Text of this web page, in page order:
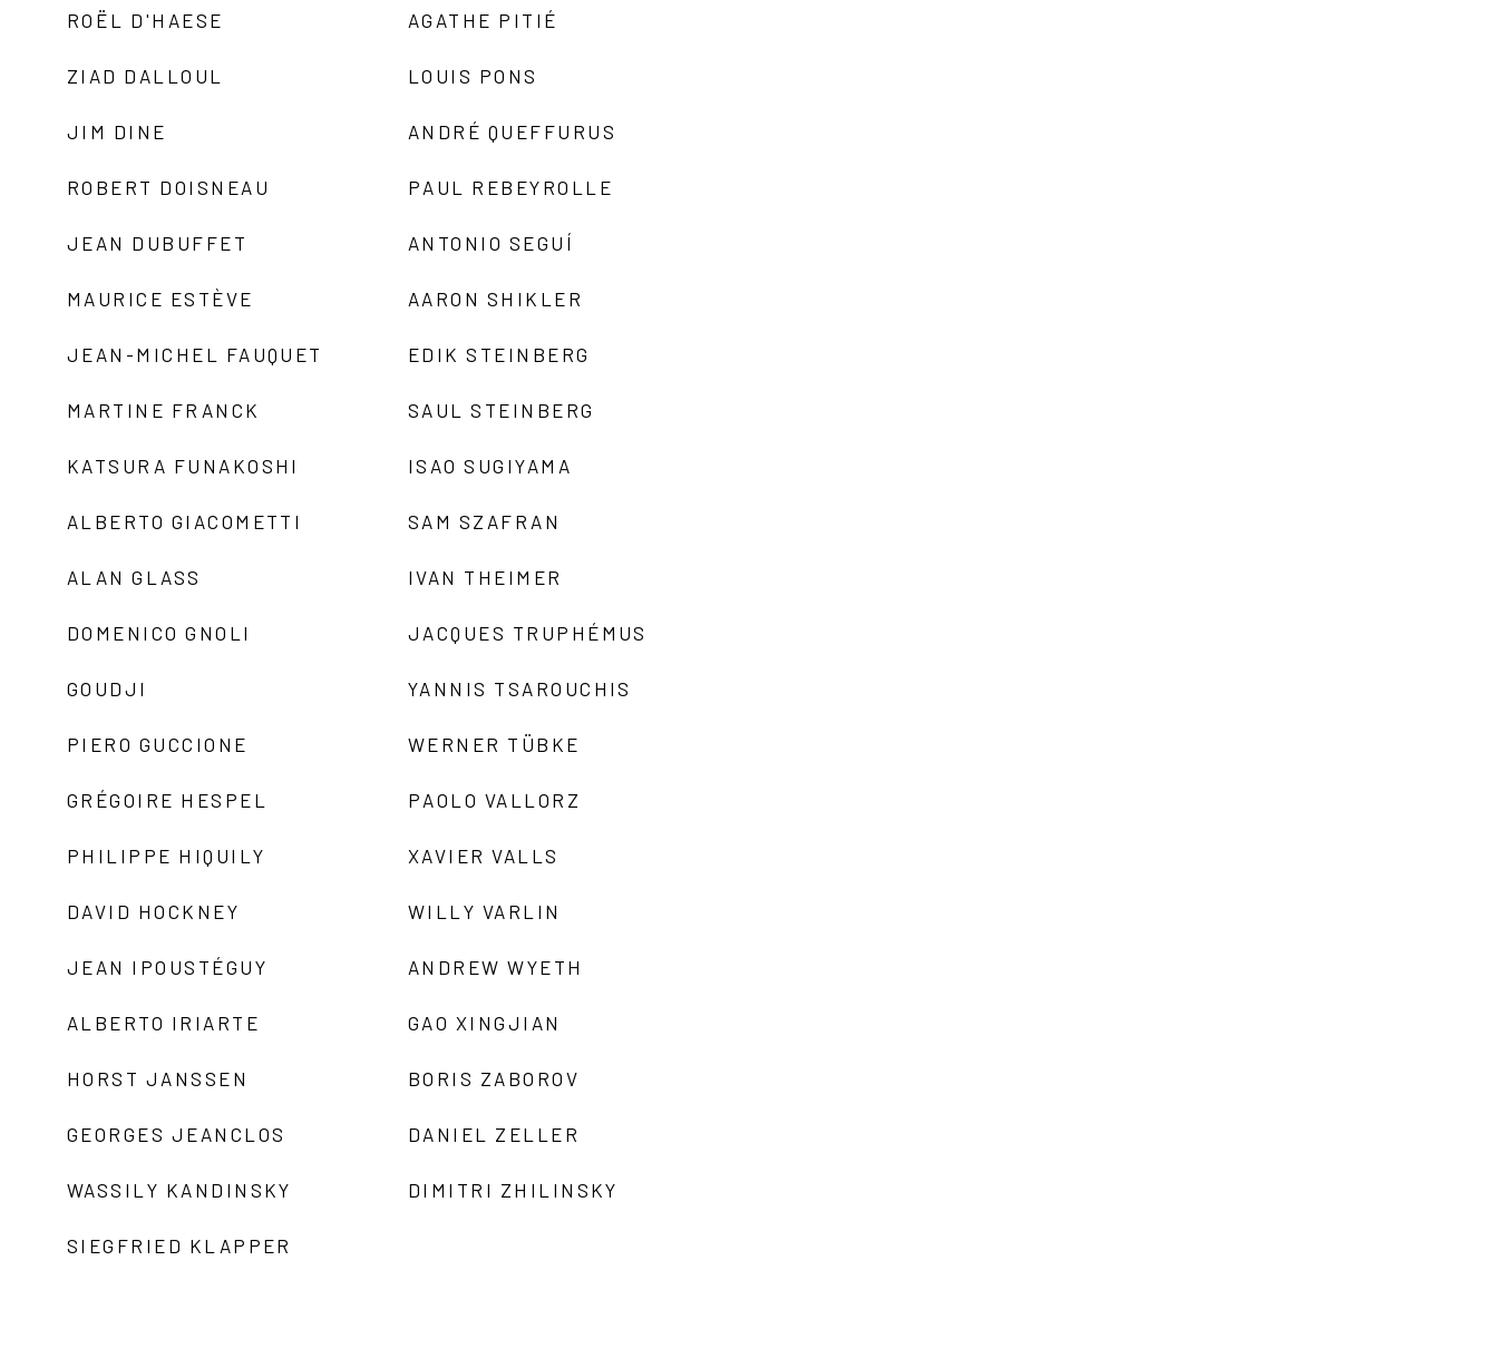
ROËL D'HAESE
ZIAD DALLOUL
JIM DINE
ROBERT DOISNEAU
JEAN DUBUFFET
MAURICE ESTÈVE
JEAN-MICHEL FAUQUET
MARTINE FRANCK
KATSURA FUNAKOSHI
ALBERTO GIACOMETTI
ALAN GLASS
DOMENICO GNOLI
GOUDJI
PIERO GUCCIONE
GRÉGOIRE HESPEL
PHILIPPE HIQUILY
DAVID HOCKNEY
JEAN IPOUSTÉGUY
ALBERTO IRIARTE
HORST JANSSEN
GEORGES JEANCLOS
WASSILY KANDINSKY
SIEGFRIED KLAPPER
AGATHE PITIÉ
LOUIS PONS
ANDRÉ QUEFFURUS
PAUL REBEYROLLE
ANTONIO SEGUÍ
AARON SHIKLER
EDIK STEINBERG
SAUL STEINBERG
ISAO SUGIYAMA
SAM SZAFRAN
IVAN THEIMER
JACQUES TRUPHÉMUS
YANNIS TSAROUCHIS
WERNER TÜBKE
PAOLO VALLORZ
XAVIER VALLS
WILLY VARLIN
ANDREW WYETH
GAO XINGJIAN
BORIS ZABOROV
DANIEL ZELLER
DIMITRI ZHILINSKY